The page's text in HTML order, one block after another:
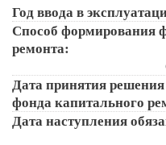
Год ввода в
Способ формирования
ремонта:
Дата принятия
фонда капитального
Дата наступления